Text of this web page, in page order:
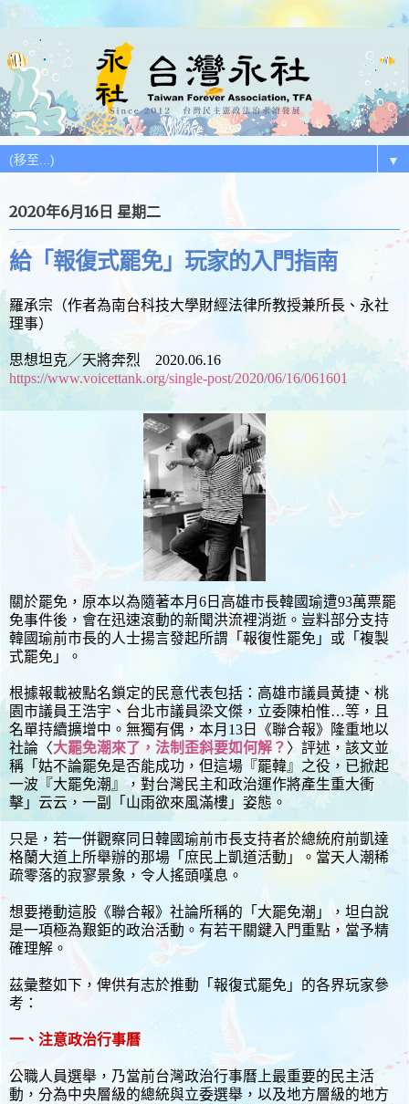
▼
2020年6月16日 星期二
給「報復式罷免」玩家的入門指南
羅承宗（作者為南台科技大學財經法律所教授兼所長、永社
理事）
思想坦克／天將奔烈 2020.06.16
https://www.voicettank.org/single-post/2020/06/16/061601
關於罷免，原本以為隨著本月6日高雄市長韓國瑜遭93萬票罷
免事件後，會在迅速滾動的新聞洪流裡消逝。豈料部分支持
韓國瑜前市長的人士揚言發起所謂「報復性罷免」或「複製
式罷免」。
根據報載被點名鎖定的民意代表包括：高雄市議員黃捷、桃
園市議員王浩宇、台北市議員梁文傑，立委陳柏惟…等，且
名單持續擴增中。無獨有偶，本月13日《聯合報》隆重地以
社論〈大罷免潮來了，法制歪斜要如何解？ 〉評述，該文並
稱「姑不論罷免是否能成功，但這場『罷韓』之役，已掀起
一波『大罷免潮』，對台灣民主和政治運作將產生重大衝
擊」云云，一副「山雨欲來風滿樓」姿態。
只是，若一併觀察同日韓國瑜前市長支持者於總統府前凱達
格蘭大道上所舉辦的那場「庶民上凱道活動」。當天人潮稀
疏零落的寂寥景象，令人搖頭嘆息。
想要捲動這股《聯合報》社論所稱的「大罷免潮」，坦白說
是一項極為艱鉅的政治活動。有若干關鍵入門重點，當予精
確理解。
茲彙整如下，俾供有志於推動「報復式罷免」的各界玩家參
考：
一、注意政治行事曆
公職人員選舉，乃當前台灣政治行事曆上最重要的民主活
動，分為中央層級的總統與立委選舉，以及地方層級的地方